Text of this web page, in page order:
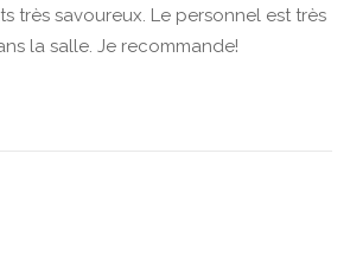
très savoureux. Le personnel est très
la salle. Je recommande!